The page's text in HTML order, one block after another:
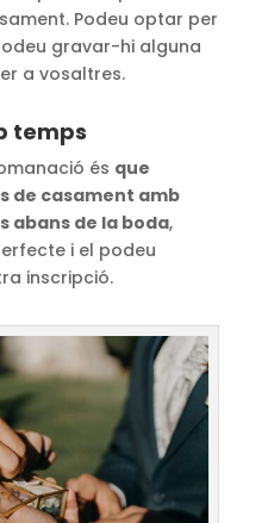
Podeu optar per
gravar-hi alguna
a vosaltres.
temps
és que
de casament amb
abans de la boda,
i el podeu
inscripció.